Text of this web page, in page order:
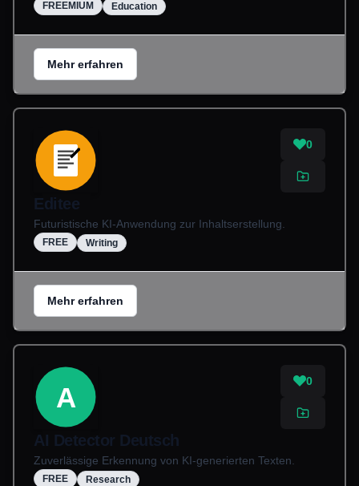
FREEMIUM Education
Mehr erfahren
0
Editee
Futuristische KI-Anwendung zur Inhaltserstellung.
FREE Writing
Mehr erfahren
A
0
AI Detector Deutsch
Zuverlässige Erkennung von KI-generierten Texten.
FREE Research